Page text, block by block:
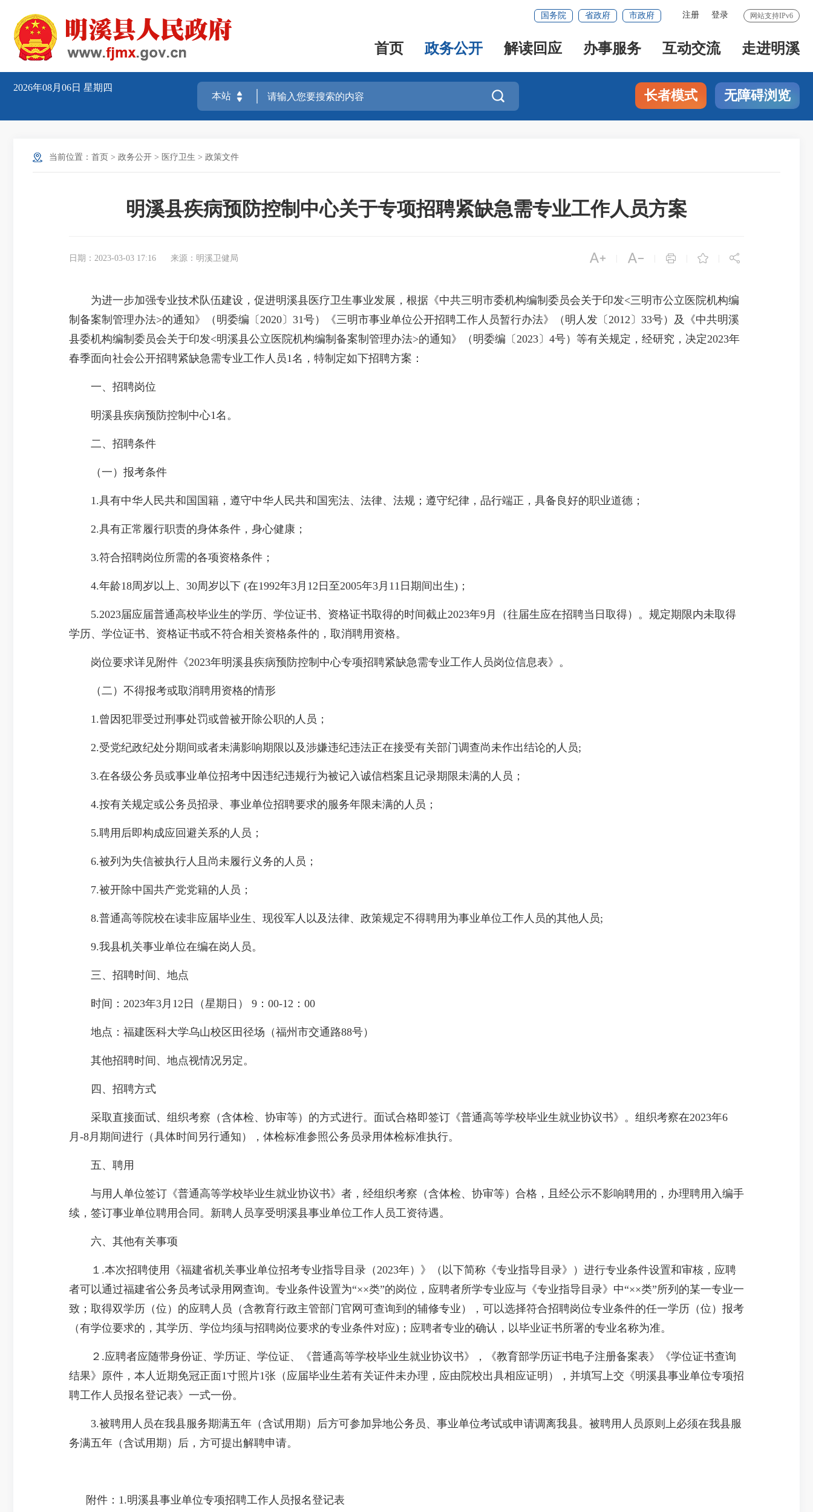
网站支持IPv6
注册 登录
国务院 省政府 市政府
首页 政务公开 解读回应 办事服务 互动交流 走进明溪
2026年08月06日 星期四
 长者模式 无障碍浏览
当前位置： 首页 > 政务公开 > 医疗卫生 > 政策文件
明溪县疾病预防控制中心关于专项招聘紧缺急需专业工作人员方案
日期：2023-03-03 17:16 来源：明溪卫健局     
为进一步加强专业技术队伍建设，促进明溪县医疗卫生事业发展，根据《中共三明市委机构编制委员会关于印发<三明市公立医院机构编
制备案制管理办法>的通知》（明委编〔2020〕31号）《三明市事业单位公开招聘工作人员暂行办法》（明人发〔2012〕33号）及《中共明溪
县委机构编制委员会关于印发<明溪县公立医院机构编制备案制管理办法>的通知》（明委编〔2023〕4号）等有关规定，经研究，决定2023年
春季面向社会公开招聘紧缺急需专业工作人员1名，特制定如下招聘方案：
一、招聘岗位
明溪县疾病预防控制中心1名。
二、招聘条件
（一）报考条件
1.具有中华人民共和国国籍，遵守中华人民共和国宪法、法律、法规；遵守纪律，品行端正，具备良好的职业道德；
2.具有正常履行职责的身体条件，身心健康；
3.符合招聘岗位所需的各项资格条件；
4.年龄18周岁以上、30周岁以下 (在1992年3月12日至2005年3月11日期间出生)；
5.2023届应届普通高校毕业生的学历、学位证书、资格证书取得的时间截止2023年9月（往届生应在招聘当日取得）。规定期限内未取得
学历、学位证书、资格证书或不符合相关资格条件的，取消聘用资格。
岗位要求详见附件《2023年明溪县疾病预防控制中心专项招聘紧缺急需专业工作人员岗位信息表》。
（二）不得报考或取消聘用资格的情形
1.曾因犯罪受过刑事处罚或曾被开除公职的人员；
2.受党纪政纪处分期间或者未满影响期限以及涉嫌违纪违法正在接受有关部门调查尚未作出结论的人员;
3.在各级公务员或事业单位招考中因违纪违规行为被记入诚信档案且记录期限未满的人员；
4.按有关规定或公务员招录、事业单位招聘要求的服务年限未满的人员；
5.聘用后即构成应回避关系的人员；
6.被列为失信被执行人且尚未履行义务的人员；
7.被开除中国共产党党籍的人员；
8.普通高等院校在读非应届毕业生、现役军人以及法律、政策规定不得聘用为事业单位工作人员的其他人员;
9.我县机关事业单位在编在岗人员。
三、招聘时间、地点
时间：2023年3月12日（星期日） 9：00-12：00
地点：福建医科大学乌山校区田径场（福州市交通路88号）
其他招聘时间、地点视情况另定。
四、招聘方式
采取直接面试、组织考察（含体检、协审等）的方式进行。面试合格即签订《普通高等学校毕业生就业协议书》。组织考察在2023年6
月-8月期间进行（具体时间另行通知），体检标准参照公务员录用体检标准执行。
五、聘用
与用人单位签订《普通高等学校毕业生就业协议书》者，经组织考察（含体检、协审等）合格，且经公示不影响聘用的，办理聘用入编手
续，签订事业单位聘用合同。新聘人员享受明溪县事业单位工作人员工资待遇。
六、其他有关事项
１.本次招聘使用《福建省机关事业单位招考专业指导目录（2023年）》（以下简称《专业指导目录》）进行专业条件设置和审核，应聘
者可以通过福建省公务员考试录用网查询。专业条件设置为“××类”的岗位，应聘者所学专业应与《专业指导目录》中“××类”所列的某一专业一
致；取得双学历（位）的应聘人员（含教育行政主管部门官网可查询到的辅修专业），可以选择符合招聘岗位专业条件的任一学历（位）报考
（有学位要求的，其学历、学位均须与招聘岗位要求的专业条件对应)；应聘者专业的确认，以毕业证书所署的专业名称为准。
２.应聘者应随带身份证、学历证、学位证、《普通高等学校毕业生就业协议书》，《教育部学历证书电子注册备案表》《学位证书查询
结果》原件，本人近期免冠正面1寸照片1张（应届毕业生若有关证件未办理，应由院校出具相应证明），并填写上交《明溪县事业单位专项招
聘工作人员报名登记表》一式一份。
3.被聘用人员在我县服务期满五年（含试用期）后方可参加异地公务员、事业单位考试或申请调离我县。被聘用人员原则上必须在我县服
务满五年（含试用期）后，方可提出解聘申请。
附件：1.明溪县事业单位专项招聘工作人员报名登记表